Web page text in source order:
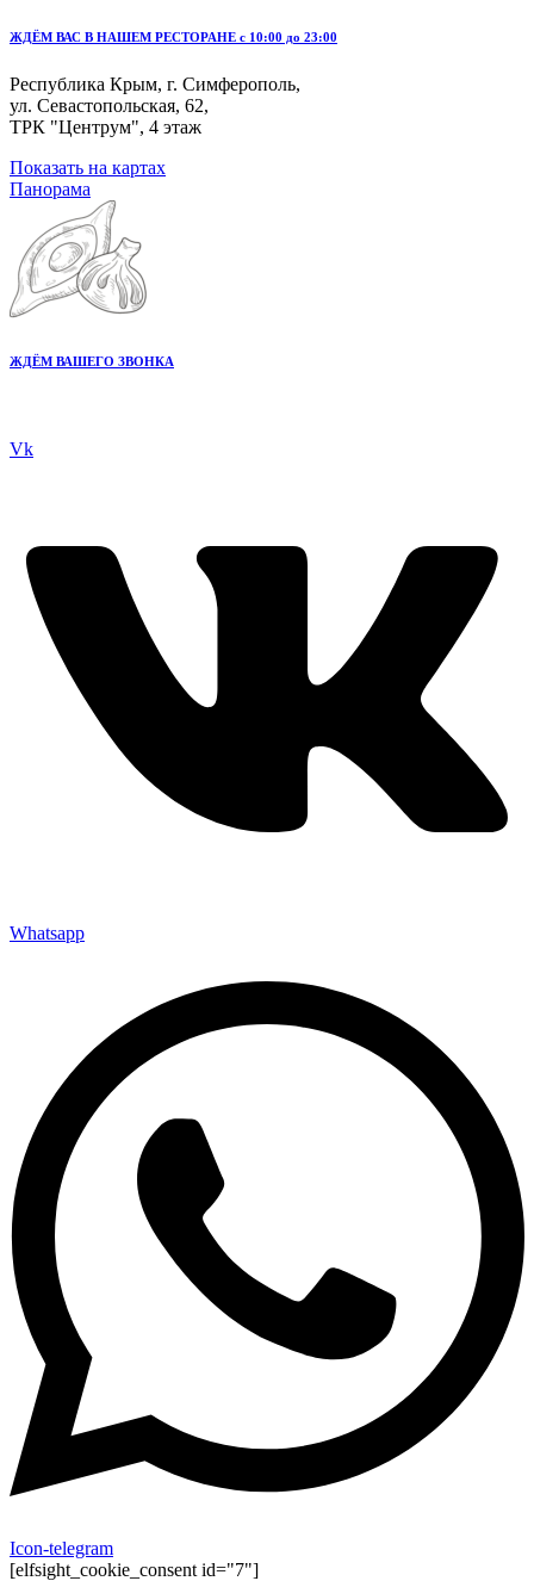
ЖДЁМ ВАС В НАШЕМ РЕСТОРАНЕ с 10:00 до 23:00
Республика Крым, г. Симферополь,
ул. Севастопольская, 62,
ТРК "Центрум", 4 этаж
Показать на картах
Панорама
ЖДЁМ ВАШЕГО ЗВОНКА
Vk
Whatsapp
Icon-telegram
[elfsight_cookie_consent id="7"]